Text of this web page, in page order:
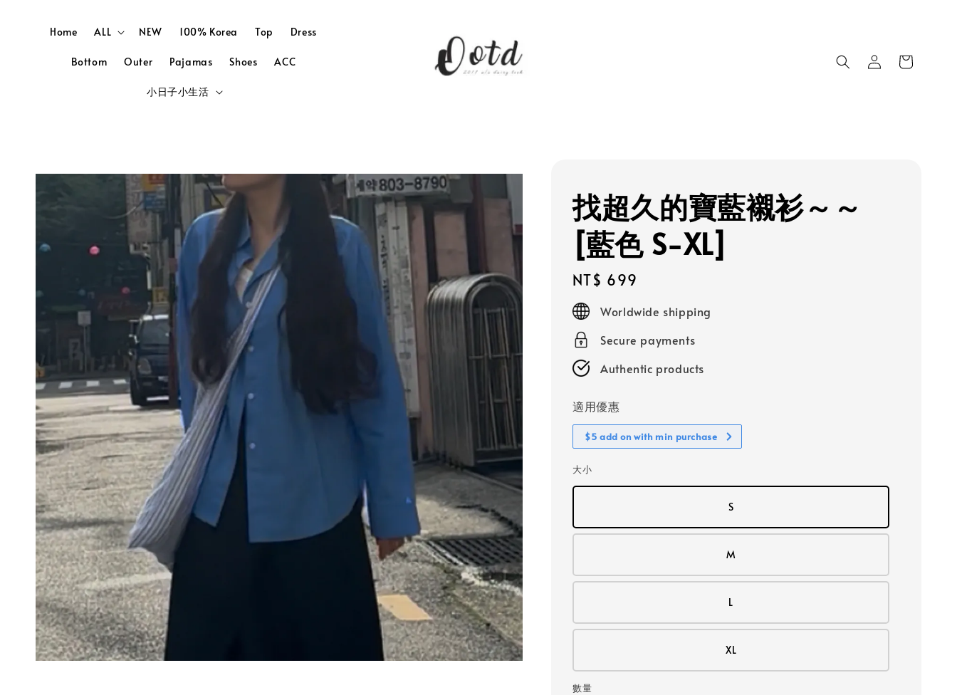
Home ALL NEW 100% Korea Top Dress
Bottom Outer Pajamas Shoes ACC
小日子小生活
找超久的寶藍襯衫～～
[藍色 S-XL]
Regular
price
NT$ 699
Worldwide shipping
Secure payments
Authentic products
適用優惠
$5 add on with min purchase
大小
S
M
L
XL
數量